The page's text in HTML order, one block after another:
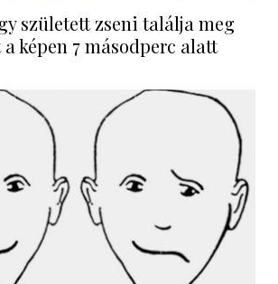
született zseni találja meg
képen 7 másodperc alatt